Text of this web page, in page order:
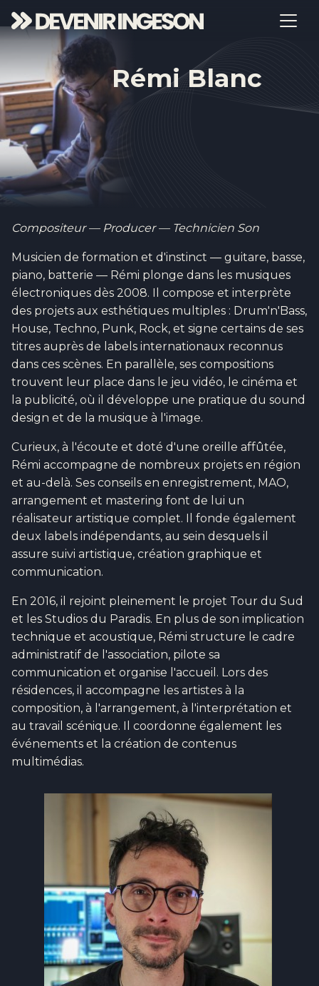
Rémi Blanc
Compositeur — Producer — Technicien Son
Musicien de formation et d'instinct — guitare, basse,
piano, batterie — Rémi plonge dans les musiques
électroniques dès 2008. Il compose et interprète
des projets aux esthétiques multiples : Drum'n'Bass,
House, Techno, Punk, Rock, et signe certains de ses
titres auprès de labels internationaux reconnus
dans ces scènes. En parallèle, ses compositions
trouvent leur place dans le jeu vidéo, le cinéma et
la publicité, où il développe une pratique du sound
design et de la musique à l'image.
Curieux, à l'écoute et doté d'une oreille affûtée,
Rémi accompagne de nombreux projets en région
et au-delà. Ses conseils en enregistrement, MAO,
arrangement et mastering font de lui un
réalisateur artistique complet. Il fonde également
deux labels indépendants, au sein desquels il
assure suivi artistique, création graphique et
communication.
En 2016, il rejoint pleinement le projet Tour du Sud
et les Studios du Paradis. En plus de son implication
technique et acoustique, Rémi structure le cadre
administratif de l'association, pilote sa
communication et organise l'accueil. Lors des
résidences, il accompagne les artistes à la
composition, à l'arrangement, à l'interprétation et
au travail scénique. Il coordonne également les
événements et la création de contenus
multimédias.